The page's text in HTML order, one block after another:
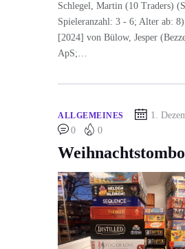
Schlegel, Martin (10 Traders)
Spieleranzahl: 3 - 6; Alter ab:
[2024] von Bülow, Jesper
ApS;…
ALLGEMEINES
1.
0
0